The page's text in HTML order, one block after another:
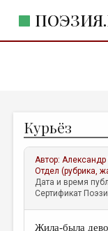
ЖАНРЫ
АВТОРЫ
КОММЕНТАРИИ
ЛИТСАЛОН
Курьёз
Автор:Александр
Отдел (рубрика,
Дата и время
Сертификат
Жила-была